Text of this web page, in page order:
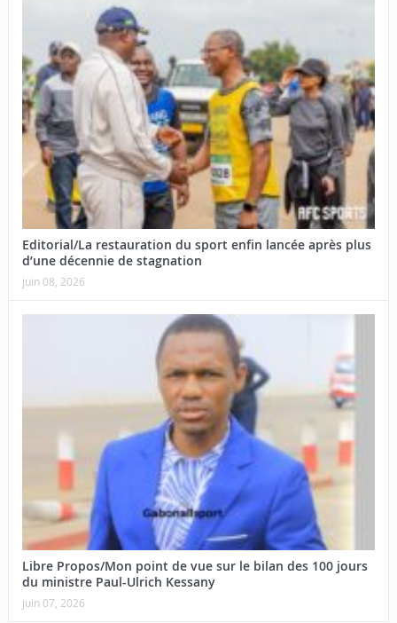
Editorial/La restauration du sport enfin lancée après plus
d’une décennie de stagnation
juin 08, 2026
Libre Propos/Mon point de vue sur le bilan des 100 jours
du ministre Paul-Ulrich Kessany
juin 07, 2026